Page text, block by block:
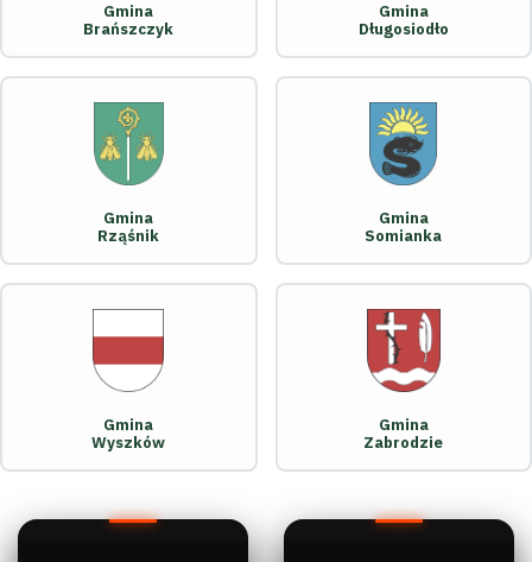
Gmina
Brańszczyk
Gmina
Długosiodło
Gmina
Rząśnik
Gmina
Somianka
Gmina
Wyszków
Gmina
Zabrodzie